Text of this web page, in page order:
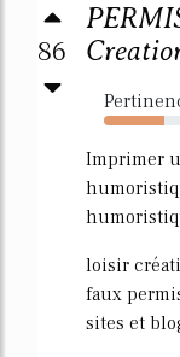
86
72%
Imprimer
loisir
faux
sites et